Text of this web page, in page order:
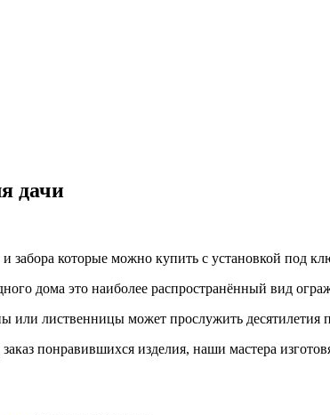
дачи
забора которые можно купить с установкой под
дома это наиболее распространённый вид
лиственницы может прослужить десятилетия
понравившихся изделия, наши мастера